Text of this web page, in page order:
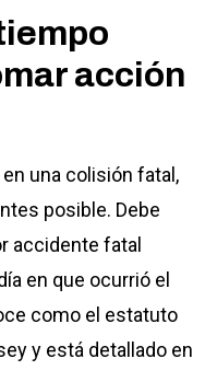
acción
una colisión fatal,
posible. Debe
accidente fatal
en que ocurrió el
como el estatuto
y está detallado en